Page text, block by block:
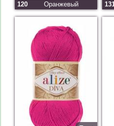
120 Оранжевый